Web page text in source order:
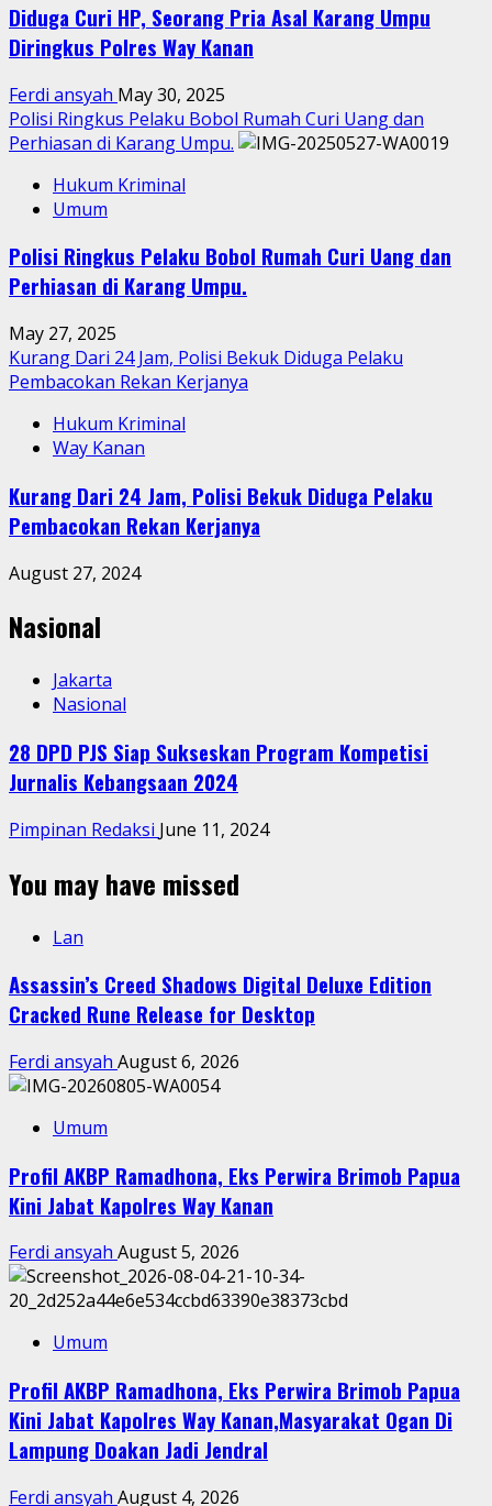
Diduga Curi HP, Seorang Pria Asal Karang Umpu
Diringkus Polres Way Kanan
Ferdi ansyah May 30, 2025
Polisi Ringkus Pelaku Bobol Rumah Curi Uang dan
Perhiasan di Karang Umpu.
Hukum Kriminal
Umum
Polisi Ringkus Pelaku Bobol Rumah Curi Uang dan
Perhiasan di Karang Umpu.
May 27, 2025
Kurang Dari 24 Jam, Polisi Bekuk Diduga Pelaku
Pembacokan Rekan Kerjanya
Hukum Kriminal
Way Kanan
Kurang Dari 24 Jam, Polisi Bekuk Diduga Pelaku
Pembacokan Rekan Kerjanya
August 27, 2024
Nasional
Jakarta
Nasional
28 DPD PJS Siap Sukseskan Program Kompetisi
Jurnalis Kebangsaan 2024
Pimpinan Redaksi June 11, 2024
You may have missed
Lan
Assassin’s Creed Shadows Digital Deluxe Edition
Cracked Rune Release for Desktop
Ferdi ansyah August 6, 2026
Umum
Profil AKBP Ramadhona, Eks Perwira Brimob Papua
Kini Jabat Kapolres Way Kanan
Ferdi ansyah August 5, 2026
Umum
Profil AKBP Ramadhona, Eks Perwira Brimob Papua
Kini Jabat Kapolres Way Kanan,Masyarakat Ogan Di
Lampung Doakan Jadi Jendral
Ferdi ansyah August 4, 2026